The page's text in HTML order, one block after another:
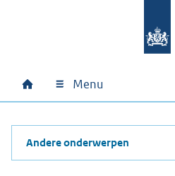
Hoofdnavigatie
Home Menu
Andere onderwerpen